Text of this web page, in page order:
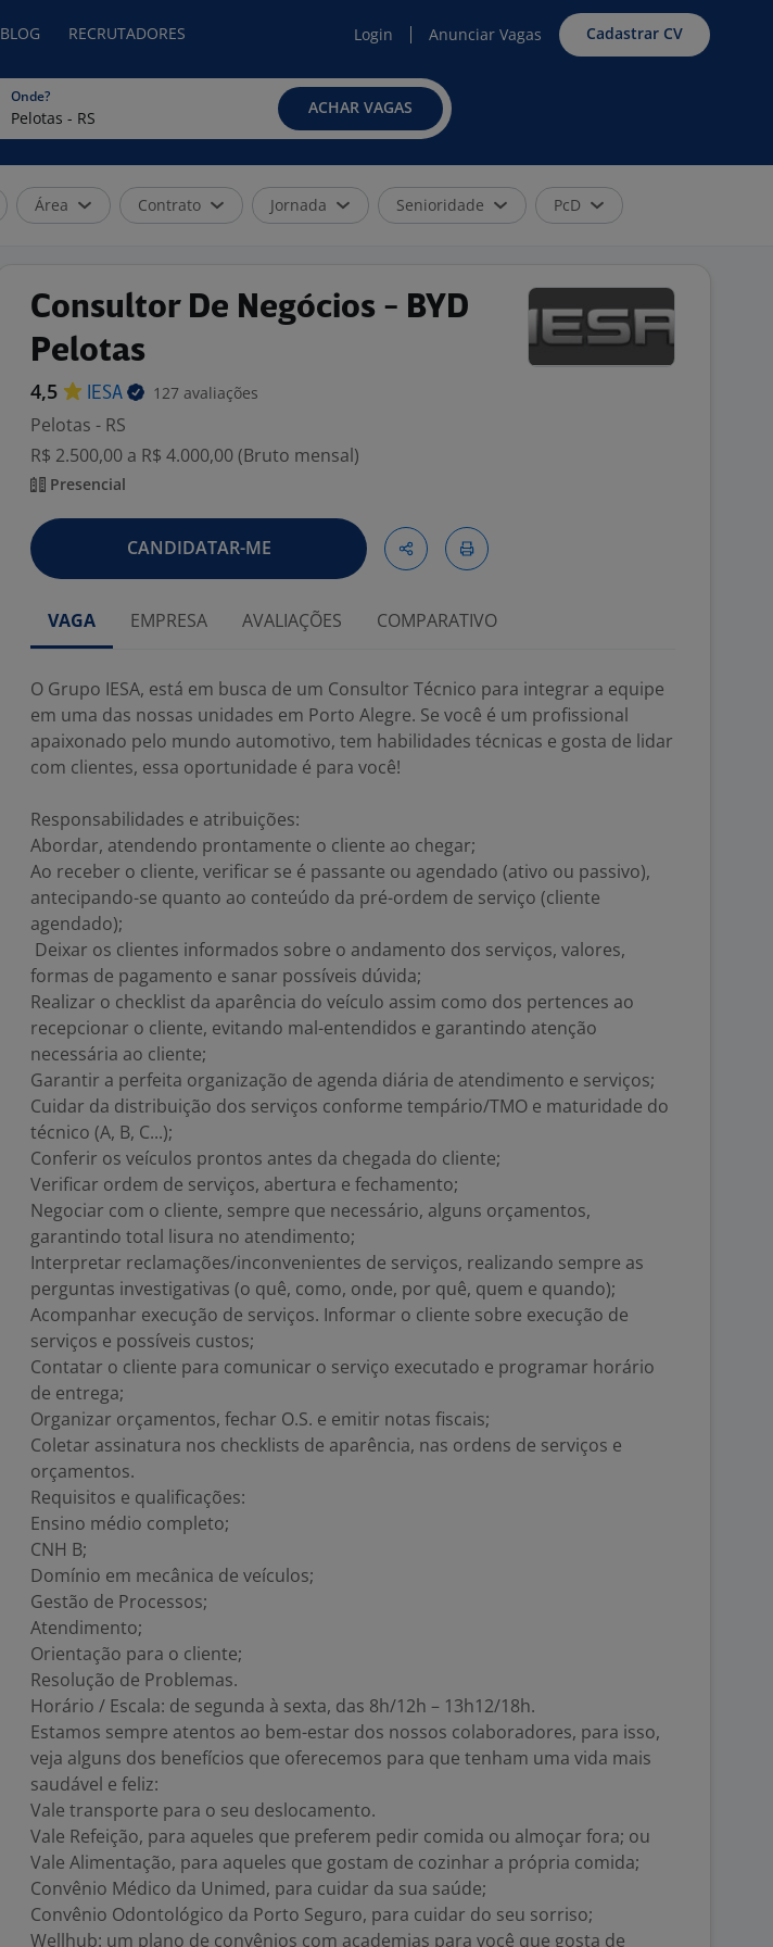
BLOG RECRUTADORES Login Anunciar Vagas Cadastrar CV
Onde?
ACHAR VAGAS
Área Contrato Jornada Senioridade PcD
Consultor De Negócios - BYD
Pelotas
4,5 IESA 127 avaliações
Pelotas - RS
R$ 2.500,00 a R$ 4.000,00 (Bruto mensal)
Presencial
CANDIDATAR-ME
VAGA EMPRESA AVALIAÇÕES COMPARATIVO
O Grupo IESA, está em busca de um Consultor Técnico para integrar a equipe
em uma das nossas unidades em Porto Alegre. Se você é um profissional
apaixonado pelo mundo automotivo, tem habilidades técnicas e gosta de lidar
com clientes, essa oportunidade é para você!
Responsabilidades e atribuições:
Abordar, atendendo prontamente o cliente ao chegar;
Ao receber o cliente, verificar se é passante ou agendado (ativo ou passivo),
antecipando-se quanto ao conteúdo da pré-ordem de serviço (cliente
agendado);
Deixar os clientes informados sobre o andamento dos serviços, valores,
formas de pagamento e sanar possíveis dúvida;
Realizar o checklist da aparência do veículo assim como dos pertences ao
recepcionar o cliente, evitando mal-entendidos e garantindo atenção
necessária ao cliente;
Garantir a perfeita organização de agenda diária de atendimento e serviços;
Cuidar da distribuição dos serviços conforme tempário/TMO e maturidade do
técnico (A, B, C...);
Conferir os veículos prontos antes da chegada do cliente;
Verificar ordem de serviços, abertura e fechamento;
Negociar com o cliente, sempre que necessário, alguns orçamentos,
garantindo total lisura no atendimento;
Interpretar reclamações/inconvenientes de serviços, realizando sempre as
perguntas investigativas (o quê, como, onde, por quê, quem e quando);
Acompanhar execução de serviços. Informar o cliente sobre execução de
serviços e possíveis custos;
Contatar o cliente para comunicar o serviço executado e programar horário
de entrega;
Organizar orçamentos, fechar O.S. e emitir notas fiscais;
Coletar assinatura nos checklists de aparência, nas ordens de serviços e
orçamentos.
Requisitos e qualificações:
Ensino médio completo;
CNH B;
Domínio em mecânica de veículos;
Gestão de Processos;
Atendimento;
Orientação para o cliente;
Resolução de Problemas.
Horário / Escala: de segunda à sexta, das 8h/12h – 13h12/18h.
Estamos sempre atentos ao bem-estar dos nossos colaboradores, para isso,
veja alguns dos benefícios que oferecemos para que tenham uma vida mais
saudável e feliz:
Vale transporte para o seu deslocamento.
Vale Refeição, para aqueles que preferem pedir comida ou almoçar fora; ou
Vale Alimentação, para aqueles que gostam de cozinhar a própria comida;
Convênio Médico da Unimed, para cuidar da sua saúde;
Convênio Odontológico da Porto Seguro, para cuidar do seu sorriso;
Wellhub: um plano de convênios com academias para você que gosta de